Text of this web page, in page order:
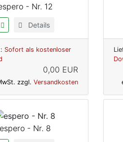
- Nr. 12
Details
Sofort als kostenloser
0,00 EUR
zzgl. Versandkosten
espero - Nr. 8